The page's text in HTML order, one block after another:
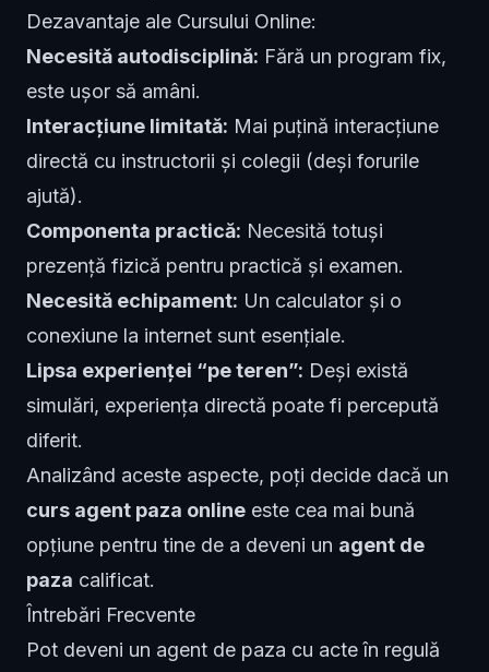
Dezavantaje ale Cursului Online:
Necesită autodisciplină: Fără un program fix,
este ușor să amâni.
Interacțiune limitată: Mai puțină interacțiune
directă cu instructorii și colegii (deși forurile
ajută).
Componenta practică: Necesită totuși
prezență fizică pentru practică și examen.
Necesită echipament: Un calculator și o
conexiune la internet sunt esențiale.
Lipsa experienței “pe teren”: Deși există
simulări, experiența directă poate fi percepută
diferit.
Analizând aceste aspecte, poți decide dacă un
curs agent paza online este cea mai bună
opțiune pentru tine de a deveni un agent de
paza calificat.
Întrebări Frecvente
Pot deveni un agent de paza cu acte în regulă